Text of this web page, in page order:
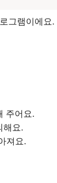
그램이에
주어요.
해요.
져요.